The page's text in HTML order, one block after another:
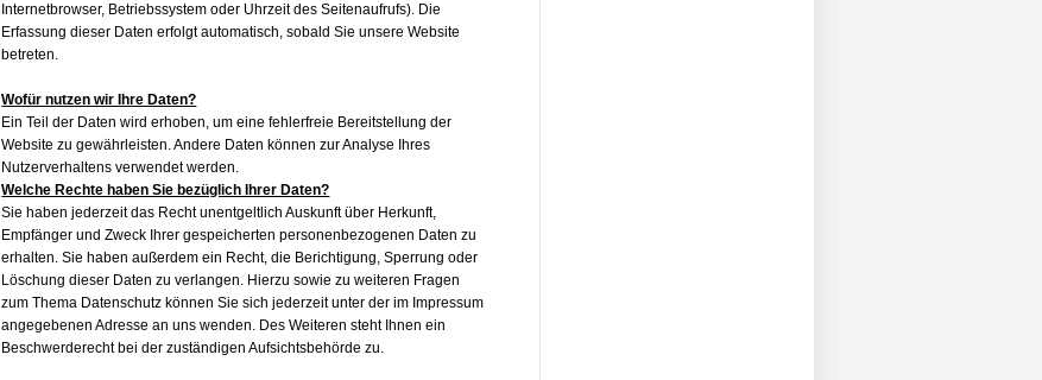
Internetbrowser, Betriebssystem oder Uhrzeit des Seitenaufrufs). Die
Erfassung dieser Daten erfolgt automatisch, sobald Sie unsere Website
betreten.
Wofür nutzen wir Ihre Daten?
Ein Teil der Daten wird erhoben, um eine fehlerfreie Bereitstellung der
Website zu gewährleisten. Andere Daten können zur Analyse Ihres
Nutzerverhaltens verwendet werden.
Welche Rechte haben Sie bezüglich Ihrer Daten?
Sie haben jederzeit das Recht unentgeltlich Auskunft über Herkunft,
Empfänger und Zweck Ihrer gespeicherten personenbezogenen Daten zu
erhalten. Sie haben außerdem ein Recht, die Berichtigung, Sperrung oder
Löschung dieser Daten zu verlangen. Hierzu sowie zu weiteren Fragen
zum Thema Datenschutz können Sie sich jederzeit unter der im Impressum
angegebenen Adresse an uns wenden. Des Weiteren steht Ihnen ein
Beschwerderecht bei der zuständigen Aufsichtsbehörde zu.